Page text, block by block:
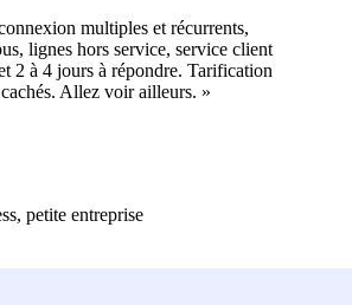
multiples et récurrents,
lignes hors service, service client
2 à 4 jours à répondre. Tarification
Allez voir ailleurs. »
petite entreprise